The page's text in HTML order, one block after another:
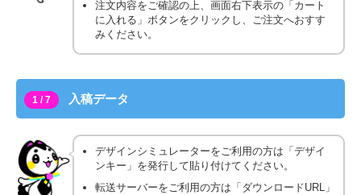
注文内容をご確認の上、画面右下表示の「カート
に入れる」ボタンをクリックし、ご注文へおすす
みください。
1 / 7 入稿データ
デザインシミュレーターをご利用の方は「デザイ
ンキー」を発行して貼り付けてください。
転送サーバーをご利用の方は「ダウンロードURL」